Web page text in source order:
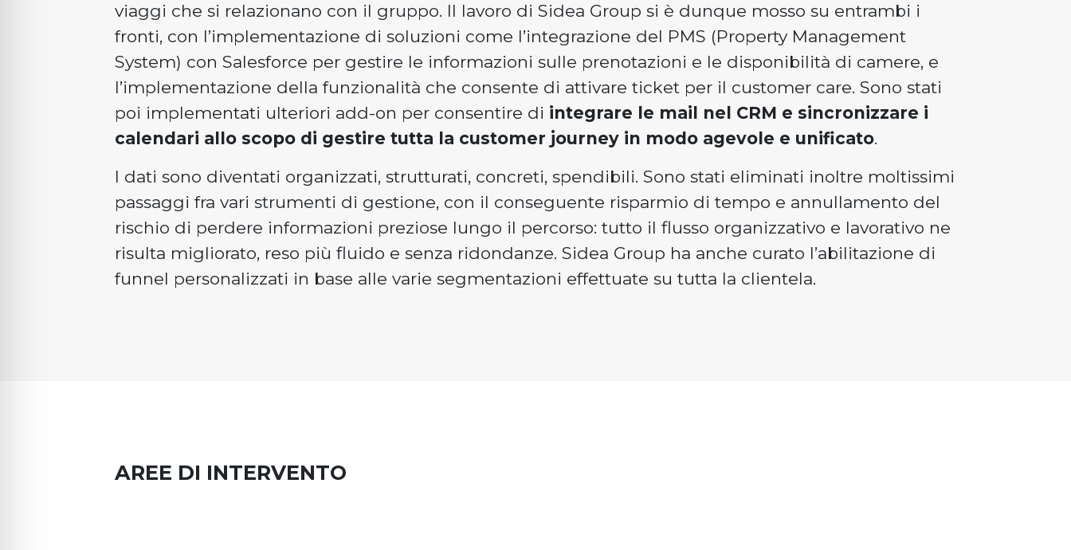
viaggi che si relazionano con il gruppo. Il lavoro di Sidea Group si è dunque mosso su entrambi i
fronti, con l’implementazione di soluzioni come l’integrazione del PMS (Property Management
System) con Salesforce per gestire le informazioni sulle prenotazioni e le disponibilità di camere, e
l’implementazione della funzionalità che consente di attivare ticket per il customer care. Sono stati
poi implementati ulteriori add-on per consentire di integrare le mail nel CRM e sincronizzare i
calendari allo scopo di gestire tutta la customer journey in modo agevole e unificato.
I dati sono diventati organizzati, strutturati, concreti, spendibili. Sono stati eliminati inoltre moltissimi
passaggi fra vari strumenti di gestione, con il conseguente risparmio di tempo e annullamento del
rischio di perdere informazioni preziose lungo il percorso: tutto il flusso organizzativo e lavorativo ne
risulta migliorato, reso più fluido e senza ridondanze. Sidea Group ha anche curato l’abilitazione di
funnel personalizzati in base alle varie segmentazioni effettuate su tutta la clientela.
AREE DI INTERVENTO